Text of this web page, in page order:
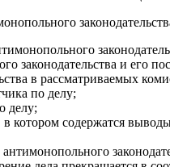
законодательства и его
в рассматриваемых
по делу;
делу;
котором содержатся